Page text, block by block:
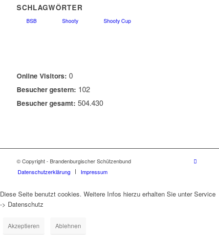
SCHLAGWÖRTER
BSB Shooty Shooty Cup
Online Visitors: 0
Besucher gestern: 102
Besucher gesamt: 504.430
© Copyright - Brandenburgischer Schützenbund
Datenschutzerklärung
Impressum
Diese Seite benutzt cookies. Weitere Infos hierzu erhalten Sie unter Service
-> Datenschutz
Akzeptieren Ablehnen